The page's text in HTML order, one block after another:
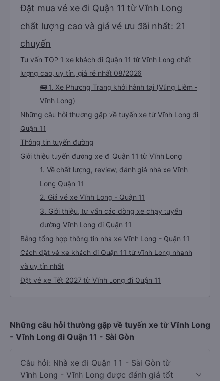
Đặt mua vé xe đi Quận 11 từ Vĩnh Long
chất lượng cao và giá vé ưu đãi nhất: 21
chuyến
Tư vấn TOP 1 xe khách đi Quận 11 từ Vĩnh Long chất
lượng cao, uy tín, giá rẻ nhất 08/2026
🚌 1. Xe Phương Trang khởi hành tại (Vũng Liêm -
Vĩnh Long)
Những câu hỏi thường gặp về tuyến xe từ Vĩnh Long đi
Quận 11
Thông tin tuyến đường
Giới thiệu tuyến đường xe đi Quận 11 từ Vĩnh Long
1. Về chất lượng, review, đánh giá nhà xe Vĩnh
Long Quận 11
2. Giá vé xe Vĩnh Long - Quận 11
3. Giới thiệu, tư vấn các dòng xe chạy tuyến
đường Vĩnh Long đi Quận 11
Bảng tổng hợp thông tin nhà xe Vĩnh Long - Quận 11
Cách đặt vé xe khách đi Quận 11 từ Vĩnh Long nhanh
và uy tín nhất
Đặt vé xe Tết 2027 từ Vĩnh Long đi Quận 11
Những câu hỏi thường gặp về tuyến xe từ Vĩnh Long
- Vĩnh Long đi Quận 11 - Sài Gòn
Câu hỏi: Nhà xe đi Quận 11 - Sài Gòn từ
Vĩnh Long - Vĩnh Long được đánh giá tốt